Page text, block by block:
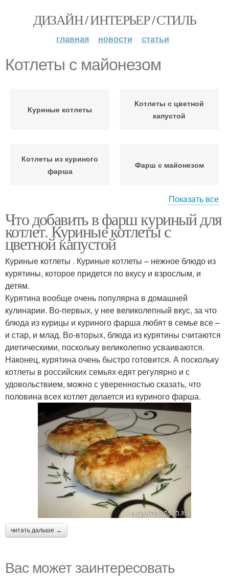
ДИЗАЙН / ИНТЕРЬЕР / СТИЛЬ
главная новости статьи
Котлеты с майонезом
Куриные котлеты
Котлеты с цветной
капустой
Котлеты из куриного
фарша
Фарш с майонезом
Сочные котлеты
Показать все
Что добавить в фарш куриный для
котлет. Куриные котлеты с
цветной капустой
Куриные котлеты . Куриные котлеты – нежное блюдо из
курятины, которое придется по вкусу и взрослым, и
детям.
Курятина вообще очень популярна в домашней
кулинарии. Во-первых, у нее великолепный вкус, за что
блюда из курицы и куриного фарша любят в семье все –
и стар, и млад. Во-вторых, блюда из курятины считаются
диетическими, поскольку великолепно усваиваются.
Наконец, курятина очень быстро готовится. А поскольку
котлеты в российских семьях едят регулярно и с
удовольствием, можно с уверенностью сказать, что
половина всех котлет делается из куриного фарша.
читать дальше →
Вас может заинтересовать